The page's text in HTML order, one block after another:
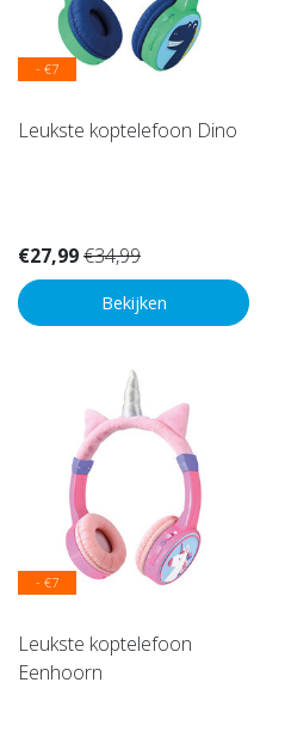
- €7
Leukste koptelefoon Dino
€27,99€34,99
Bekijken
- €7
Leukste koptelefoon
Eenhoorn